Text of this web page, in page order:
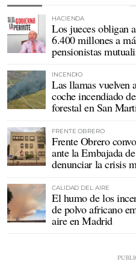
HACIENDA
Los jueces obligan
6.400 millones a
pensionistas
INCENDIO
Las llamas vuelven
coche incendiado
forestal en San
FRENTE OBRERO
Frente Obrero
ante la Embajada
denunciar la crisis
CALIDAD DEL AIRE
El humo de los
de polvo africano
aire en Madrid